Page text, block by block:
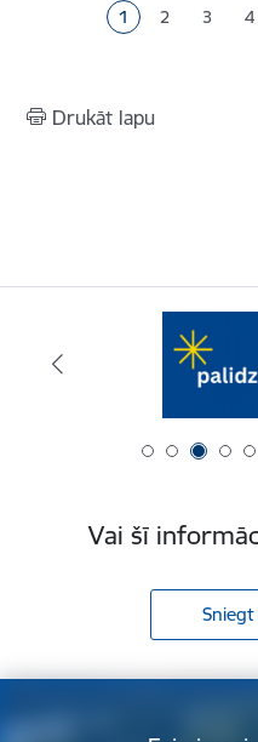
Pašreizējā lapa
1 Lapa
2 Lapa
3 4
Drukāt lapu
Vai šī